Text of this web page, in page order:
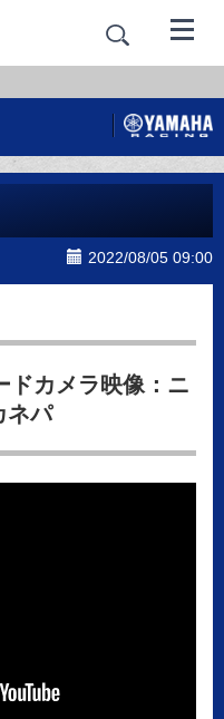
2022/08/05 09:00
ドカメラ映像：ニ
ネパ